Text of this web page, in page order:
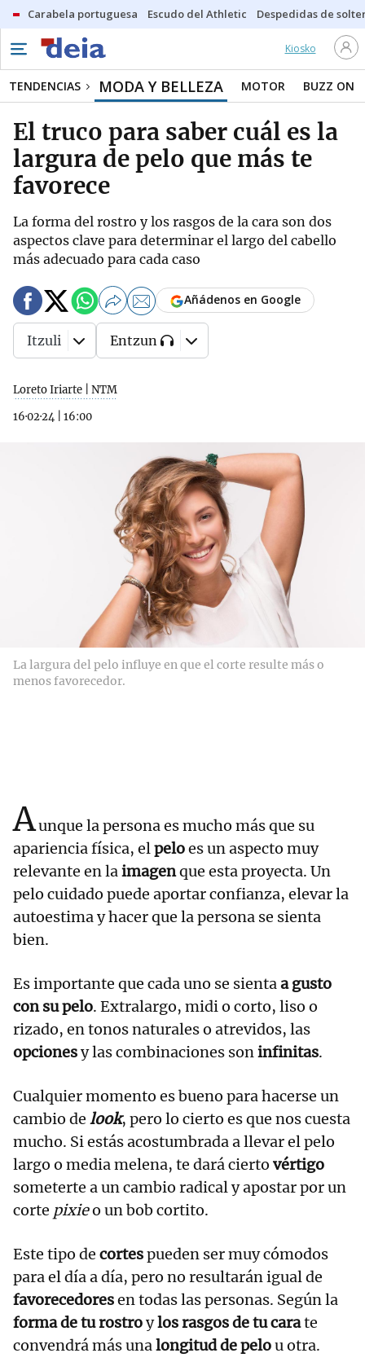
Carabela portuguesa Escudo del Athletic Despedidas de
Kiosko
TENDENCIAS MODA Y BELLEZA MOTOR BUZZ ON
El truco para saber cuál es la
largura de pelo que más te
favorece
La forma del rostro y los rasgos de la cara son dos
aspectos clave para determinar el largo del cabello
más adecuado para cada caso
Loreto Iriarte | NTM
16·02·24
16:00
Añádenos en Google
Itzuli Entzun
La largura del pelo influye en que el corte resulte más o
menos favorecedor.
Aunque la persona es mucho más que su
apariencia física, elpeloes un aspecto muy
relevante en laimagenque esta proyecta. Un
pelo cuidado puede aportar confianza, elevar la
autoestima y hacer que la persona se sienta
bien.
Es importante que cada uno se sientaa gusto
con su pelo. Extralargo, midi o corto, liso o
rizado, en tonos naturales o atrevidos, las
opcionesy las combinaciones soninfinitas.
Cualquier momento es bueno para hacerse un
cambio de look, pero lo cierto es que nos cuesta
mucho. Si estás acostumbrada a llevar el pelo
largo o media melena, te dará cierto vértigo
someterte a un cambio radical y apostar por un
corte pixieo un bob cortito.
Este tipo de cortespueden ser muy cómodos
para el día a día, pero no resultarán igual de
favorecedoresen todas las personas. Según la
forma de tu rostroylos rasgos de tu carate
convendrá más unalongitud de pelou otra.